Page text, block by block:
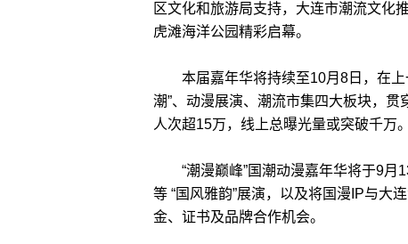
区文化和旅游局支持，大连市潮流文化
虎滩海洋公园精彩启幕。
本届嘉年华将持续至10月8日，在上
潮”、动漫展演、潮流市集四大板块，
人次超15万，线上总曝光量或突破千万。
“潮漫巅峰”国潮动漫嘉年华将于9月
等 “国风雅韵”展演，以及将国漫IP与大
金、证书及品牌合作机会。